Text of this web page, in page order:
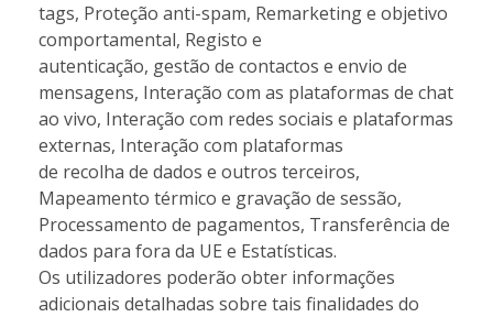
tags, Proteção anti-spam, Remarketing e objetivo
comportamental, Registo e
autenticação, gestão de contactos e envio de
mensagens, Interação com as plataformas de chat
ao vivo, Interação com redes sociais e plataformas
externas, Interação com plataformas
de recolha de dados e outros terceiros,
Mapeamento térmico e gravação de sessão,
Processamento de pagamentos, Transferência de
dados para fora da UE e Estatísticas.
Os utilizadores poderão obter informações
adicionais detalhadas sobre tais finalidades do